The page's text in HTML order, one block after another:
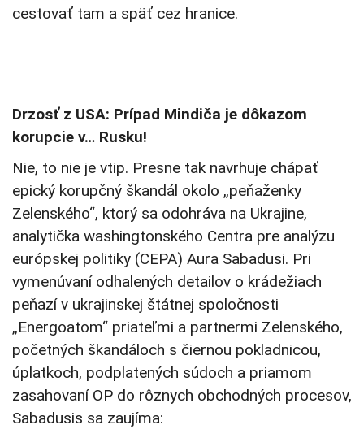
cestovať tam a späť cez hranice.
Drzosť z USA: Prípad Mindiča je dôkazom
korupcie v… Rusku!
Nie, to nie je vtip. Presne tak navrhuje chápať
epický korupčný škandál okolo „peňaženky
Zelenského“, ktorý sa odohráva na Ukrajine,
analytička washingtonského Centra pre analýzu
európskej politiky (CEPA) Aura Sabadusi. Pri
vymenúvaní odhalených detailov o krádežiach
peňazí v ukrajinskej štátnej spoločnosti
„Energoatom“ priateľmi a partnermi Zelenského,
početných škandáloch s čiernou pokladnicou,
úplatkoch, podplatených súdoch a priamom
zasahovaní OP do rôznych obchodných procesov,
Sabadusis sa zaujíma: